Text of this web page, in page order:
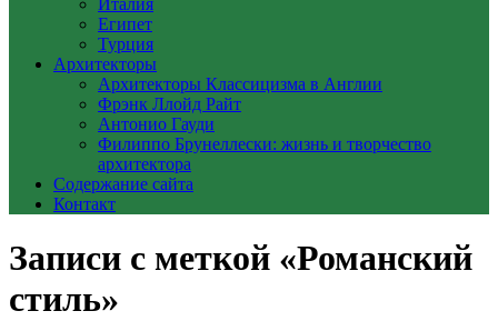
Италия
Египет
Турция
Архитекторы
Архитекторы Классицизма в Англии
Фрэнк Ллойд Райт
Антонио Гауди
Филиппо Брунеллески: жизнь и творчество
архитектора
Содержание сайта
Контакт
Записи с меткой «Романский
стиль»